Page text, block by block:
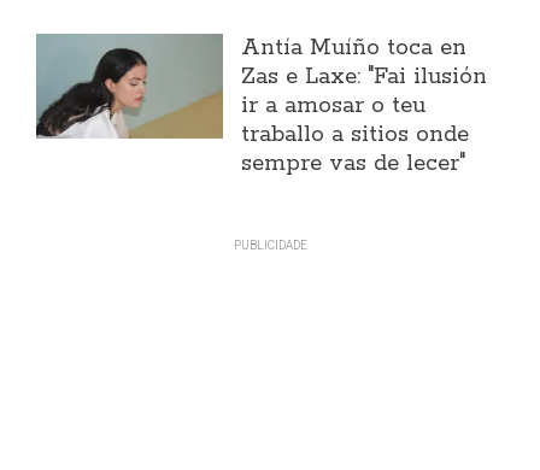
Antía Muíño toca en
Zas e Laxe: "Fai ilusión
ir a amosar o teu
traballo a sitios onde
sempre vas de lecer"